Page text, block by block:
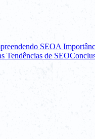
SEOA
Tendências de SEO